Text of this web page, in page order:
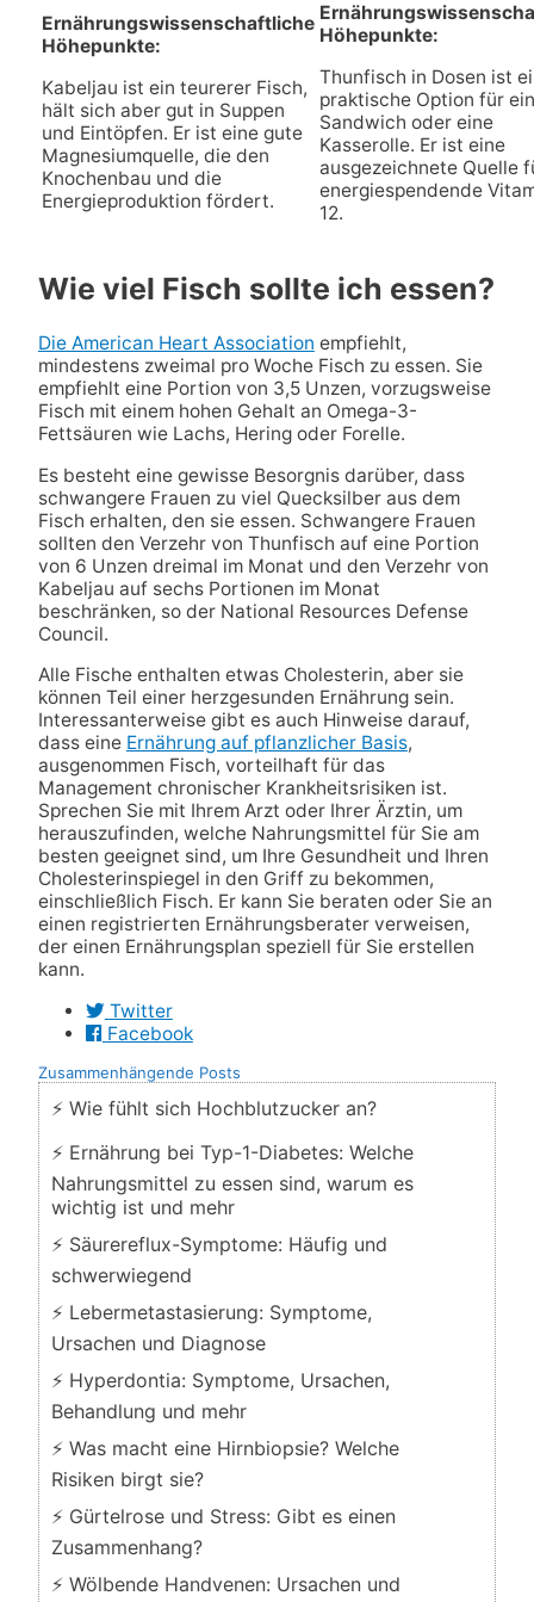
Ernährungswissenschaftliche
Höhepunkte:
Kabeljau ist ein teurerer Fisch,
hält sich aber gut in Suppen
und Eintöpfen. Er ist eine gute
Magnesiumquelle, die den
Knochenbau und die
Energieproduktion fördert.
Höhepunkte:
Thunfisch in Dosen ist
praktische Option für ein
Sandwich oder eine
Kasserolle. Er ist eine
ausgezeichnete Quelle
energiespendende
12.
Wie viel Fisch sollte ich essen?
Die American Heart Association empfiehlt,
mindestens zweimal pro Woche Fisch zu essen. Sie
empfiehlt eine Portion von 3,5 Unzen, vorzugsweise
Fisch mit einem hohen Gehalt an Omega-3-
Fettsäuren wie Lachs, Hering oder Forelle.
Es besteht eine gewisse Besorgnis darüber, dass
schwangere Frauen zu viel Quecksilber aus dem
Fisch erhalten, den sie essen. Schwangere Frauen
sollten den Verzehr von Thunfisch auf eine Portion
von 6 Unzen dreimal im Monat und den Verzehr von
Kabeljau auf sechs Portionen im Monat
beschränken, so der National Resources Defense
Council.
Alle Fische enthalten etwas Cholesterin, aber sie
können Teil einer herzgesunden Ernährung sein.
Interessanterweise gibt es auch Hinweise darauf,
dass eine Ernährung auf pflanzlicher Basis,
ausgenommen Fisch, vorteilhaft für das
Management chronischer Krankheitsrisiken ist.
Sprechen Sie mit Ihrem Arzt oder Ihrer Ärztin, um
herauszufinden, welche Nahrungsmittel für Sie am
besten geeignet sind, um Ihre Gesundheit und Ihren
Cholesterinspiegel in den Griff zu bekommen,
einschließlich Fisch. Er kann Sie beraten oder Sie an
einen registrierten Ernährungsberater verweisen,
der einen Ernährungsplan speziell für Sie erstellen
kann.
Twitter
Facebook
Zusammenhängende Posts
⚡ Wie fühlt sich Hochblutzucker an?
⚡ Ernährung bei Typ-1-Diabetes: Welche
Nahrungsmittel zu essen sind, warum es
wichtig ist und mehr
⚡ Säurereflux-Symptome: Häufig und
schwerwiegend
⚡ Lebermetastasierung: Symptome,
Ursachen und Diagnose
⚡ Hyperdontia: Symptome, Ursachen,
Behandlung und mehr
⚡ Was macht eine Hirnbiopsie? Welche
Risiken birgt sie?
⚡ Gürtelrose und Stress: Gibt es einen
Zusammenhang?
⚡ Wölbende Handvenen: Ursachen und